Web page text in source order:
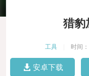
猎豹
工具 时间
安卓下载